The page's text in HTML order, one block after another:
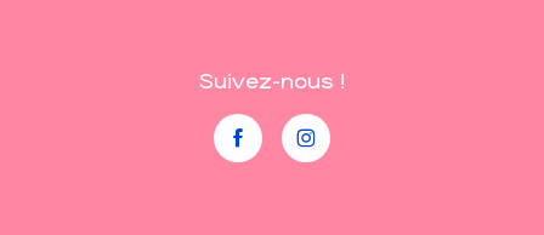
Suivez-nous !